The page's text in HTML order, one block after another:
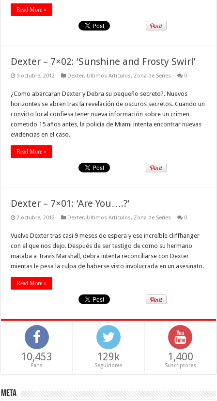
Read More »
Dexter – 7×02: ‘Sunshine and Frosty Swirl’
9 octubre, 2012 Dexter, Ultimos Articulos, Zona de Series 0
¿Como abarcaran Dexter y Debra su pequeño secreto?. Nuevos
horizontes se abren tras la revelación de oscuros secretos. Cuando un
convicto local confiesa tener nueva información sobre un crimen
cometido 15 años antes, la policía de Miami intenta encontrar nuevas
evidencias en el caso.
Read More »
Dexter – 7×01: ‘Are You….?’
2 octubre, 2012 Dexter, Ultimos Articulos, Zona de Series 0
Vuelve Dexter tras casi 9 meses de espera y ese increíble cliffhanger
con el que nos dejo. Después de ser testigo de como su hermano
mataba a Travis Marshall, debra intenta reconciliarse con Dexter
mientas le pesa la culpa de haberse visto involucrada en un asesinato.
Read More »
10,453
Fans
129k
Seguidores
1,400
Suscriptores
Meta